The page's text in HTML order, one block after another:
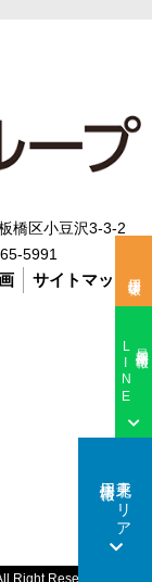
LINE
東北エリア
橋区小豆沢3-3-2
5991
サイトマップ
Right Reserved.